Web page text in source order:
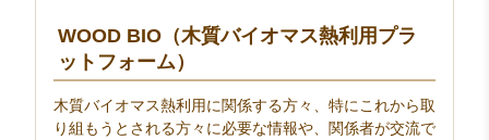
WOOD BIO（木質バイオマス熱利用プラ
ットフォーム）
木質バイオマス熱利用に関係する方々、特にこれから取
り組もうとされる方々に必要な情報や、関係者が交流で